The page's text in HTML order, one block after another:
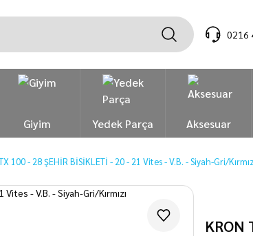
0216
Giyim Yedek Parça Aksesuar
100 - 28 ŞEHİR BİSİKLETİ - 20 - 21 Vites - V.B. - Siyah-Gri/
KRON